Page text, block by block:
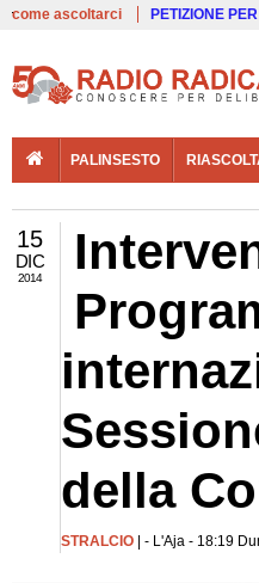
come ascoltarci PETIZIONE
PALINSESTO
15
DIC
2014
della
STRALCIO | - L'Aja - 18:19